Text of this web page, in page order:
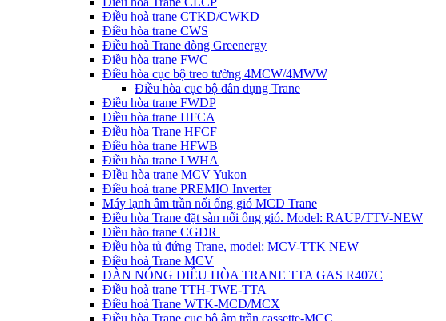
Điều hoà trane CTKD/CWKD
Điều hòa trane CWS
Điều hoà Trane dòng Greenergy
Điều hòa trane FWC
Điều hòa cục bộ treo tường 4MCW/4MWW
Điều hòa cục bộ dân dụng Trane
Điều hòa trane FWDP
Điều hòa trane HFCA
Điều hòa Trane HFCF
Điều hòa trane HFWB
Điều hòa trane LWHA
ĐIều hòa trane MCV Yukon
Điều hoà trane PREMIO Inverter
Máy lạnh âm trần nối ống gió MCD Trane
Điều hòa Trane đặt sàn nối ống gió. Model: RAUP/TTV-NEW
Điều hào trane CGDR
Điều hòa tủ đứng Trane, model: MCV-TTK NEW
Điều hoà Trane MCV
DÀN NÓNG ĐIỀU HÒA TRANE TTA GAS R407C
Điều hoà trane TTH-TWE-TTA
Điều hoà Trane WTK-MCD/MCX
Điều hòa Trane cục bộ âm trần cassette-MCC